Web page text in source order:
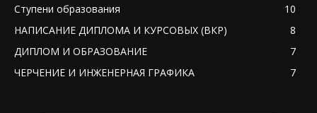
Ступени образования
10
НАПИСАНИЕ ДИПЛОМА И КУРСОВЫХ (ВКР)
8
ДИПЛОМ И ОБРАЗОВАНИЕ
7
ЧЕРЧЕНИЕ И ИНЖЕНЕРНАЯ ГРАФИКА
7